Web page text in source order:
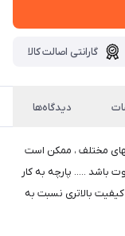
گارانتی اصالت کالا
دیدگاه‌ها
مختلف ، ممکن است
واقعیت متفاوت باشد ..... پارچه به کار
بالاتری نسبت به